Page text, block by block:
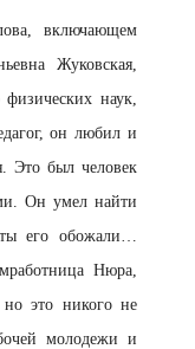
включающем
Жуковская,
наук,
он любил и
Это был человек
Он умел найти
его обожали…
Нюра,
но это никого не
молодежи и